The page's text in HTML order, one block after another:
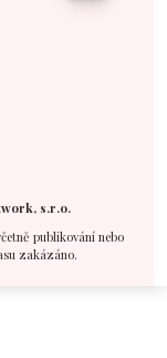
s.r.o.
publikování nebo
zakázáno.